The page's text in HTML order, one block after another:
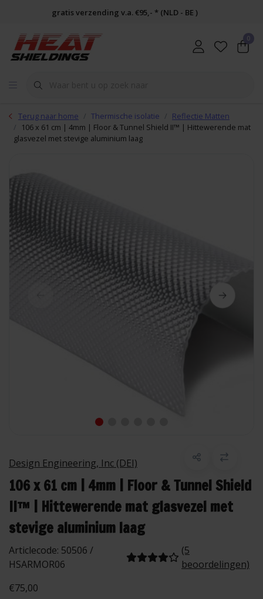
gratis verzending v.a. €95,- * (NLD - BE )
0
Terug naar home Thermische isolatie
Reflectie Matten
106 x 61 cm | 4mm | Floor & Tunnel Shield II™ | Hittewerende mat
glasvezel met stevige aluminium laag
Design Engineering, Inc (DEI)
106 x 61 cm | 4mm | Floor & Tunnel Shield
II™ | Hittewerende mat glasvezel met
stevige aluminium laag
Articlecode: 50506 /
HSARMOR06
(5
beoordelingen)
€75,00